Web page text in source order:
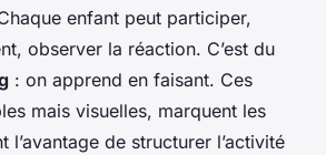
enfant peut participer,
observer la réaction. C’est du
: on apprend en faisant. Ces
mais visuelles, marquent les
l’avantage de structurer l’activité